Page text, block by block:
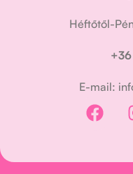
Héftőtől-
E-mail: